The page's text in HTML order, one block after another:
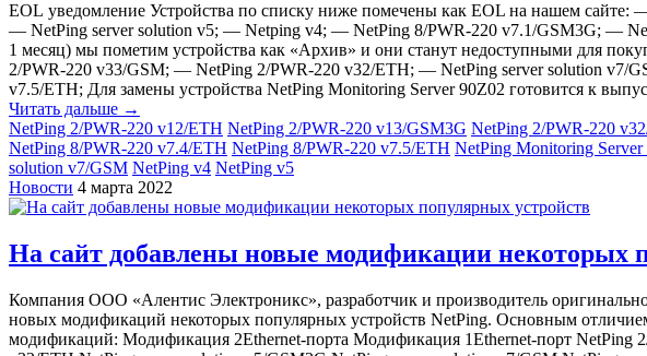
EOL уведомление Устройства по списку ниже помечены как EOL на нашем
— NetPing server solution v5; — Netping v4; — NetPing 8/PWR-220 v7.1/GSM3G; —
1 месяц) мы пометим устройства как «‎Архив» и они станут недоступными для
2/PWR-220 v33/GSM; — NetPing 2/PWR-220 v32/ETH; — NetPing server solution
v7.5/ETH; Для замены устройства NetPing Monitoring Server 90Z02 готовится к
Читать дальше →
NetPing 2/PWR-220 v12/ETH NetPing 2/PWR-220 v13/GSM3G NetPing 2/PWR-220
NetPing 8/PWR-220 v7.4/ETH NetPing 8/PWR-220 v7.5/ETH NetPing Monitoring Server
solution v7/GSM NetPing v4 NetPing v5
Новости 4 марта 2022
На сайт добавлены новые модификации некоторых
Компания ООО «Алентис Электроникс», разработчик и производитель
новых модификаций некоторых популярных устройств NetPing. Основным
модификаций: Модификация 2Ethernet-порта Модификация 1Ethernet-порт